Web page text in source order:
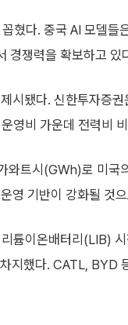
다. 중국 AI 모델들
경쟁력을 확보하고 있
시됐다. 신한투자증
영비 가운데 전력비
트시(GWh)로 미국
영 기반이 강화될 것
튬이온배터리(LIB)
했다. CATL, BYD